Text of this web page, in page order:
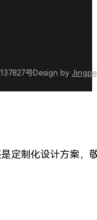
号Design by
定制化设计方案，